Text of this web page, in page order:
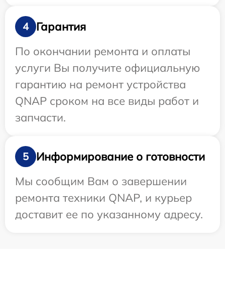
4
Гарантия
По окончании ремонта и оплаты
услуги Вы получите официальную
гарантию на ремонт устройства
QNAP сроком на все виды работ и
запчасти.
5
Информирование о готовности
Мы сообщим Вам о завершении
ремонта техники QNAP, и курьер
доставит ее по указанному адресу.